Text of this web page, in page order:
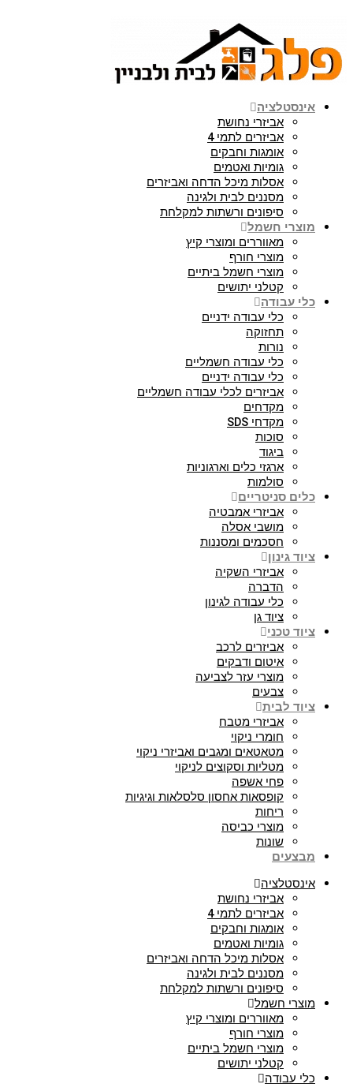
אינסטלציה
אביזרי נחושת
אביזרים לתמי 4
אומגות וחבקים
גומיות ואטמים
אסלות מיכל הדחה ואביזרים
מסננים לבית ולגינה
סיפונים ורשתות למקלחת
מוצרי חשמל
מאווררים ומוצרי קיץ
מוצרי חורף
מוצרי חשמל ביתיים
קטלני יתושים
כלי עבודה
כלי עבודה ידניים
תחזוקה
נורות
כלי עבודה חשמליים
כלי עבודה ידניים
אביזרים לכלי עבודה חשמליים
מקדחים
מקדחי SDS
סוכות
ביגוד
ארגזי כלים וארגוניות
סולמות
כלים סניטריים
אביזרי אמבטיה
מושבי אסלה
חסכמים ומסננות
ציוד גינון
אביזרי השקיה
הדברה
כלי עבודה לגינון
ציוד גן
ציוד טכני
אביזרים לרכב
איטום ודבקים
מוצרי עזר לצביעה
צבעים
ציוד לבית
אביזרי מטבח
חומרי ניקוי
מטאטאים ומגבים ואביזרי ניקוי
מטליות וסקוצים לניקוי
פחי אשפה
קופסאות אחסון סלסלאות וגיגיות
ריחות
מוצרי כביסה
שונות
מבצעים
אינסטלציה
אביזרי נחושת
אביזרים לתמי 4
אומגות וחבקים
גומיות ואטמים
אסלות מיכל הדחה ואביזרים
מסננים לבית ולגינה
סיפונים ורשתות למקלחת
מוצרי חשמל
מאווררים ומוצרי קיץ
מוצרי חורף
מוצרי חשמל ביתיים
קטלני יתושים
כלי עבודה